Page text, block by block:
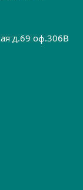
д.69 оф.306B